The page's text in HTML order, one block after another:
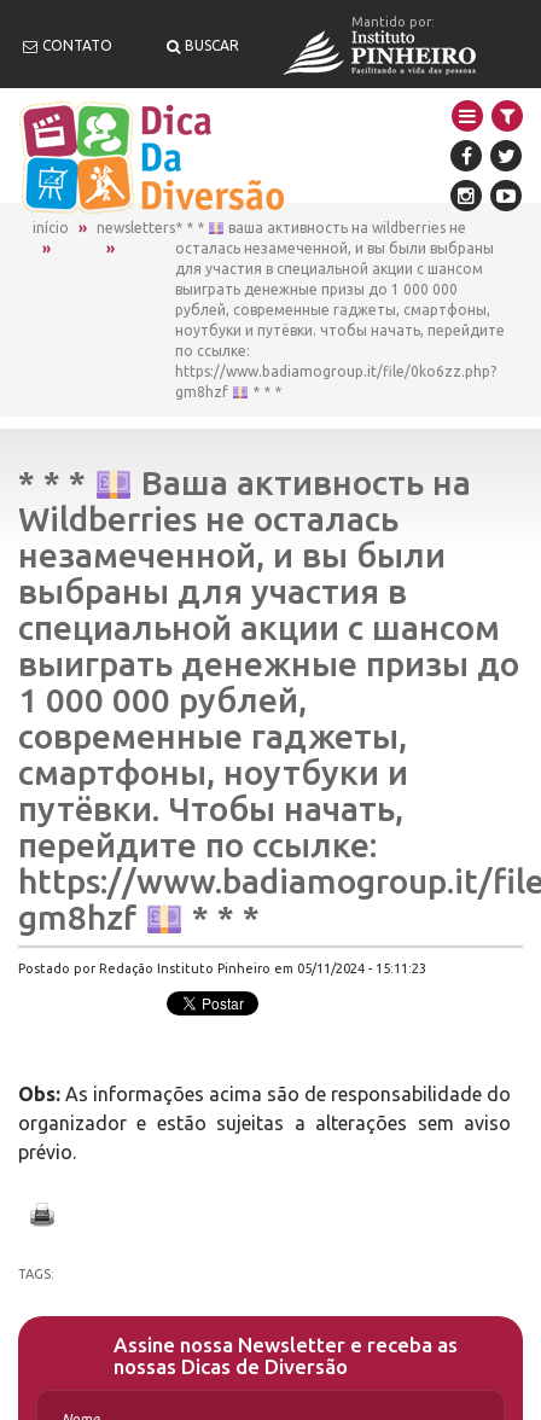
CONTATO BUSCAR
Mantido por:
início newsletters* * *
ваша активность на wildberries не
осталась незамеченной, и вы были выбраны
для участия в специальной акции с шансом
выиграть денежные призы до 1 000 000
рублей, современные гаджеты, смартфоны,
ноутбуки и путёвки. чтобы начать, перейдите
по ссылке:
https://www.badiamogroup.it/file/0ko6zz.php?
gm8hzf
* * *
* * *
Ваша активность на
Wildberries не осталась
незамеченной, и вы были
выбраны для участия в
специальной акции с шансом
выиграть денежные призы до
1 000 000 рублей,
современные гаджеты,
смартфоны, ноутбуки и
путёвки. Чтобы начать,
перейдите по ссылке:
https://www.badiamogroup.it/
gm8hzf
* * *
Postado por Redação Instituto Pinheiro em 05/11/2024 - 15:11:23
Obs: As informações acima são de responsabilidade do
organizador e estão sujeitas a alterações sem aviso
prévio.
TAGS:
Assine nossa Newsletter e receba as
nossas Dicas de Diversão